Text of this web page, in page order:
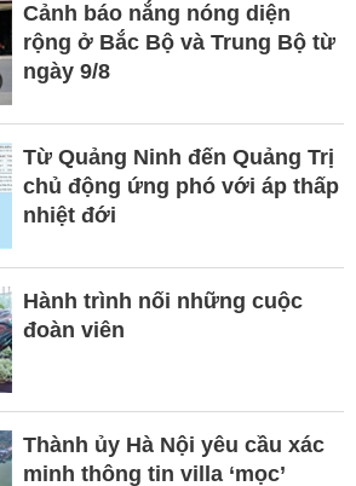
Cảnh báo nắng nóng diện
rộng ở Bắc Bộ và Trung Bộ từ
ngày 9/8
Từ Quảng Ninh đến Quảng Trị
chủ động ứng phó với áp thấp
nhiệt đới
Hành trình nối những cuộc
đoàn viên
Thành ủy Hà Nội yêu cầu xác
minh thông tin villa ‘mọc’